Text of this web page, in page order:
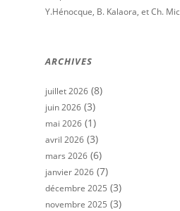
Y.Hénocque, B. Kalaora, et Ch.
ARCHIVES
juillet 2026 (8)
juin 2026 (3)
mai 2026 (1)
avril 2026 (3)
mars 2026 (6)
janvier 2026 (7)
décembre 2025 (3)
novembre 2025 (3)